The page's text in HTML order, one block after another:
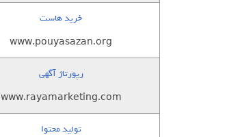
خرید هاست
www.pouyasazan.org
رپورتاژ آگهی
www.rayamarketing.com
تولید محتوا